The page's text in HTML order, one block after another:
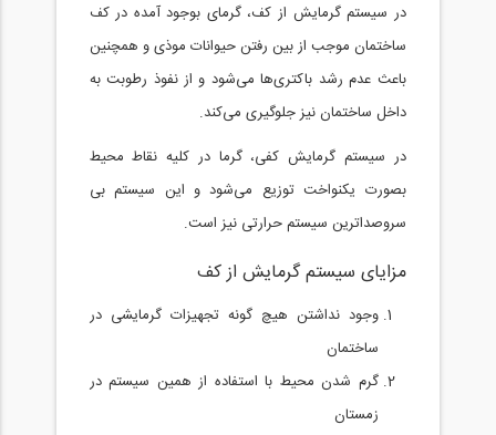
در سیستم گرمایش از کف، گرمای بوجود آمده در کف
ساختمان موجب از بین رفتن حیوانات موذی و همچنین
باعث عدم رشد باکتری‌ها می‌شود و از نفوذ رطوبت به
داخل ساختمان نیز جلوگیری می‌کند.
در سیستم گرمایش کفی، گرما در کلیه نقاط محیط
بصورت یکنواخت توزیع می‌شود و این سیستم بی
سروصداترین سیستم حرارتی نیز است.
مزایای سیستم گرمایش از کف
وجود نداشتن هیچ گونه تجهیزات گرمایشی در
ساختمان
گرم شدن محیط با استفاده از همین سیستم در
زمستان